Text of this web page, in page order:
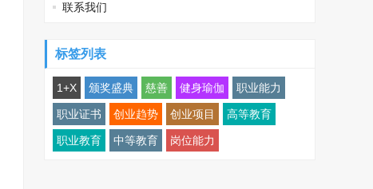
联系我们
标签列表
1+X 颁奖盛典 慈善 健身瑜伽 职业能力
职业证书 创业趋势 创业项目 高等教育
职业教育 中等教育 岗位能力